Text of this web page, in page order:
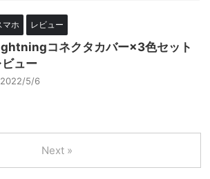
マホ レビュー
コネクタカバー×3色セット
ビュー
2022/5/6
Next »